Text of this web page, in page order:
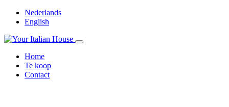
Nederlands
English
Home
Te koop
Contact